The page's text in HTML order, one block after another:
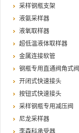
采样钢瓶支架
液氨采样器
液氧取样器
超低温液体取样器
金属连接软管
钢瓶专用直通阀角式阀
开闭式快速接头
按钮式快速接头
采样钢瓶专用减压阀
尼龙采样器
李森科承受器